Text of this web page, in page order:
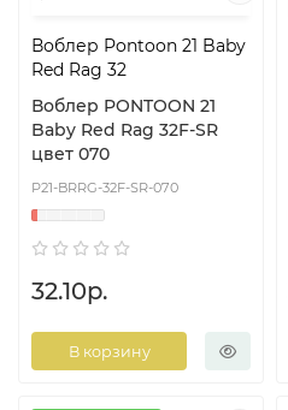
Воблер Pontoon 21 Baby
Red Rag 32
Воблер PONTOON 21
Baby Red Rag 32F-SR
цвет 070
P21-BRRG-32F-SR-070
32.10р.
В корзину